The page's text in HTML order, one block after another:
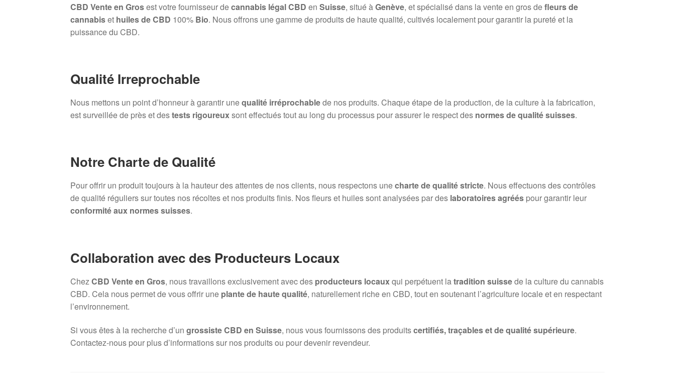
CBD Vente en Grosest votre fournisseur decannabis légal CBD enSuisse, situé àGenève, et spécialisé dans la vente en gros defleurs de
cannabiset huiles de CBD 100% Bio. Nous offrons une gamme de produits de haute qualité, cultivés localement pour garantir la pureté et la
puissance du CBD.
Qualité Irreprochable
Nous mettons un point d’honneur à garantir unequalité irréprochablede nos produits. Chaque étape de la production, de la culture à la fabrication,
est surveillée de près et destests rigoureuxsont effectués tout au long du processus pour assurer le respect des normes de qualité suisses.
Notre Charte de Qualité
Pour offrir un produit toujours à la hauteur des attentes de nos clients, nous respectons unecharte de qualité stricte. Nous effectuons des contrôles
de qualité réguliers sur toutes nos récoltes et nos produits finis. Nos fleurs et huiles sont analysées par des laboratoires agréés pour garantir leur
conformité aux normes suisses.
Collaboration avec des Producteurs Locaux
ChezCBD Vente en Gros, nous travaillons exclusivement avec des producteurs locauxqui perpétuent latradition suissede la culture du cannabis
CBD. Cela nous permet de vous offrir une plante de haute qualité, naturellement riche en CBD, tout en soutenant l’agriculture locale et en respectant
l’environnement.
Si vous êtes à la recherche d’ungrossiste CBD en Suisse, nous vous fournissons des produitscertifiés, traçables et de qualité supérieure.
Contactez-nous pour plus d’informations sur nos produits ou pour devenir revendeur.